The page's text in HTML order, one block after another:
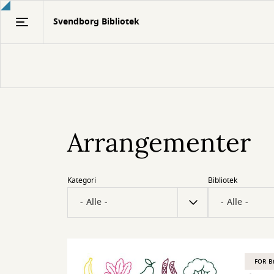
Gå
Svendborg Bibliotek
Arrangementer
Kategori Bibliotek
FOR